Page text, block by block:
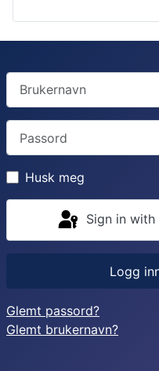
Brukernavn
Husk meg
Sign in with
Logg
Glemt passord?
Glemt brukernavn?